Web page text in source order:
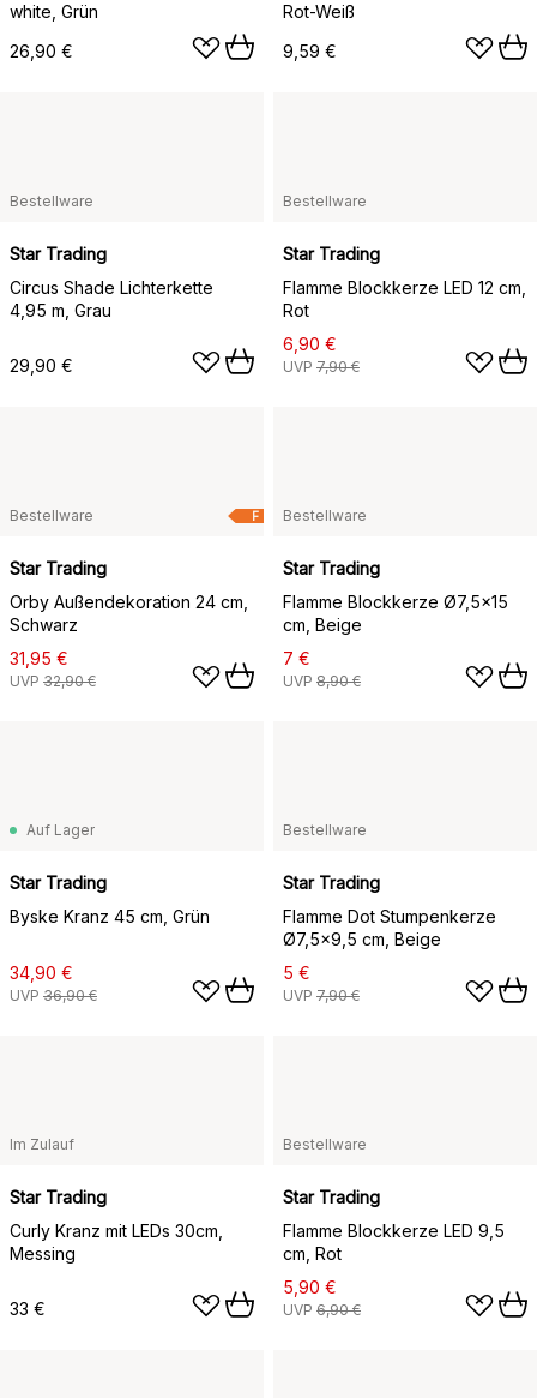
white, Grün
26,90 €
Rot-Weiß
9,59 €
Bestellware
Star Trading
Circus Shade Lichterkette
4,95 m, Grau
29,90 €
Bestellware
Star Trading
Flamme Blockkerze LED 12 cm,
Rot
6,90 €
UVP 7,90 €
F
Bestellware
Star Trading
Orby Außendekoration 24 cm,
Schwarz
31,95 €
UVP 32,90 €
Bestellware
Star Trading
Flamme Blockkerze Ø7,5x15
cm, Beige
7 €
UVP 8,90 €
Auf Lager
Star Trading
Byske Kranz 45 cm, Grün
34,90 €
UVP 36,90 €
Bestellware
Star Trading
Flamme Dot Stumpenkerze
Ø7,5x9,5 cm, Beige
5 €
UVP 7,90 €
Im Zulauf
Star Trading
Curly Kranz mit LEDs 30cm,
Messing
33 €
Bestellware
Star Trading
Flamme Blockkerze LED 9,5
cm, Rot
5,90 €
UVP 6,90 €